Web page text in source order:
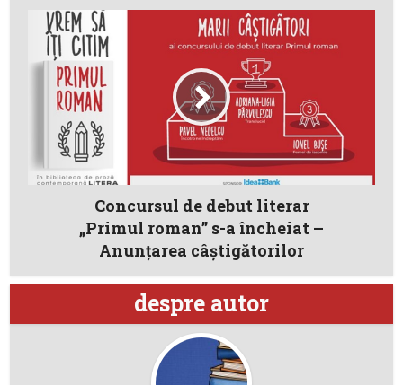
Concursul de debut literar
„Primul roman” s-a încheiat –
Anunțarea câștigătorilor
despre autor